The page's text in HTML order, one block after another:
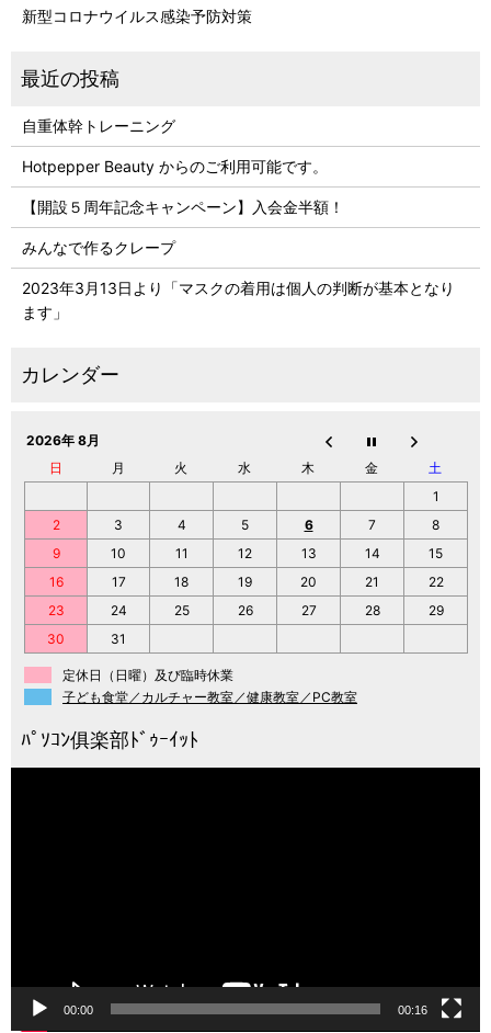
新型コロナウイルス感染予防対策
自重体幹トレーニング
Hotpepper Beauty からのご利用可能です。
【開設５周年記念キャンペーン】入会金半額！
みんなで作るクレープ
2023年3月13日より「マスクの着用は個人の判断が基本となり
ます」
2026年 8月
日
月 火 水 木 金
土
1
2
3 4 5 6 7
8
9
10 11 12 13 14
15
16
17 18 19 20 21
22
23
24 25 26 27 28
29
30
31
定休日（日曜）及び臨時休業
子ども食堂／カルチャー教室／健康教室／PC教室
00:00 00:16